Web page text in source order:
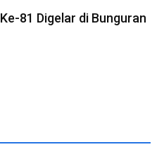
81 Digelar di Bunguran